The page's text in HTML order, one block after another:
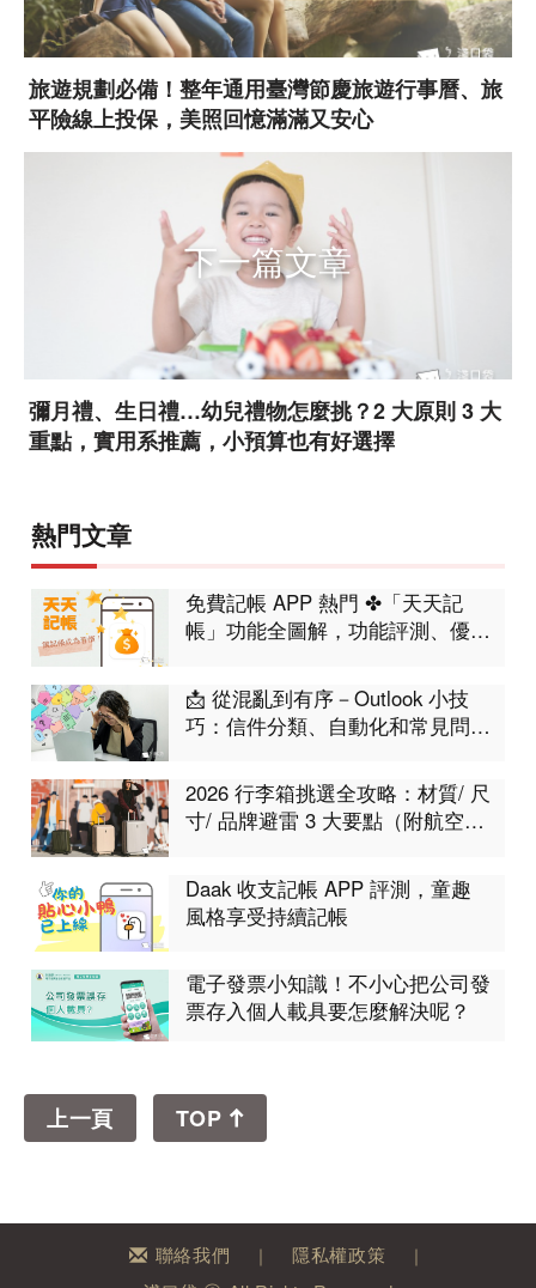
旅遊規劃必備！整年通用臺灣節慶旅遊行事曆、旅
平險線上投保，美照回憶滿滿又安心
下一篇文章
彌月禮、生日禮…幼兒禮物怎麼挑？2 大原則 3 大
重點，實用系推薦，小預算也有好選擇
熱門文章
免費記帳 APP 熱門 ✤「天天記
帳」功能全圖解，功能評測、優缺
📩 從混亂到有序－Outlook 小技
巧：信件分類、自動化和常見問題
2026 行李箱挑選全攻略：材質/ 尺
寸/ 品牌避雷 3 大要點（附航空限
Daak 收支記帳 APP 評測，童趣
風格享受持續記帳
電子發票小知識！不小心把公司發
票存入個人載具要怎麼解決呢？
上一頁 TOP
聯絡我們 ｜ 隱私權政策 ｜